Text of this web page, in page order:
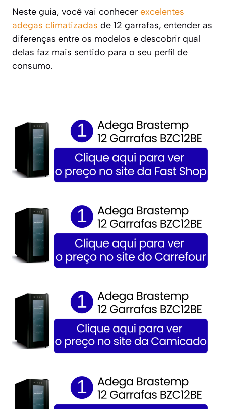
Neste guia, você vai conhecer excelentes
adegas climatizadas de 12 garrafas, entender as
diferenças entre os modelos e descobrir qual
delas faz mais sentido para o seu perfil de
consumo.